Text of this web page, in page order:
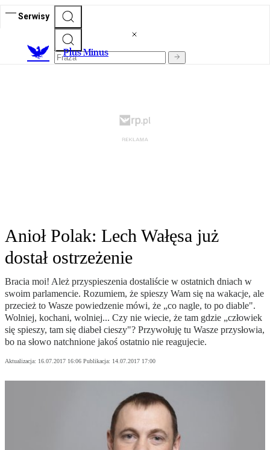
Serwisy
Plus Minus
Anioł Polak: Lech Wałęsa już
dostał ostrzeżenie
Bracia moi! Ależ przyspieszenia dostaliście w ostatnich dniach w
swoim parlamencie. Rozumiem, że spieszy Wam się na wakacje, ale
przecież to Wasze powiedzenie mówi, że „co nagle, to po diable".
Wolniej, kochani, wolniej... Czy nie wiecie, że tam gdzie „człowiek
się spieszy, tam się diabeł cieszy"? Przywołuję tu Wasze przysłowia,
bo na słowo natchnione jakoś ostatnio nie reagujecie.
Aktualizacja: 16.07.2017 16:06 Publikacja: 14.07.2017 17:00